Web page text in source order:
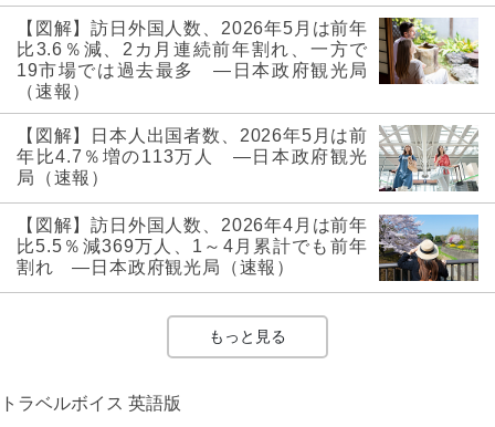
【図解】訪日外国人数、2026年5月は前年
比3.6％減、2カ月連続前年割れ、一方で
19市場では過去最多 ―日本政府観光局
（速報）
【図解】日本人出国者数、2026年5月は前
年比4.7％増の113万人 ―日本政府観光
局（速報）
【図解】訪日外国人数、2026年4月は前年
比5.5％減369万人、1～4月累計でも前年
割れ ―日本政府観光局（速報）
もっと見る
トラベルボイス 英語版